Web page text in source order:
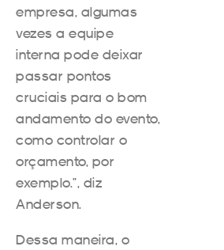
empresa, algumas
vezes a equipe
interna pode deixar
passar pontos
cruciais para o bom
andamento do evento,
como controlar o
orçamento, por
exemplo.”, diz
Anderson.
Dessa maneira, o